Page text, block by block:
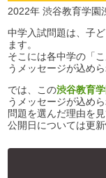
2022年 渋谷教育学園
中学入試問題は、子
ます。
そこには各中学の「
うメッセージが込めら
では、この渋谷教育
うメッセージが込め
問題を選んだ理由を
公開日については更